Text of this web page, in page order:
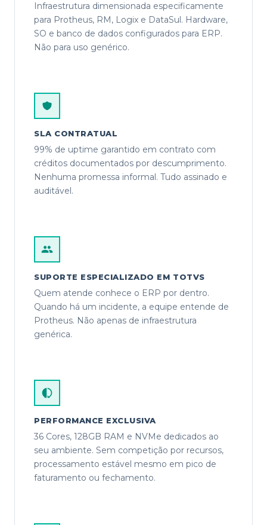
Infraestrutura dimensionada especificamente
para Protheus, RM, Logix e DataSul. Hardware,
SO e banco de dados configurados para ERP.
Não para uso genérico.
SLA CONTRATUAL
99% de uptime garantido em contrato com
créditos documentados por descumprimento.
Nenhuma promessa informal. Tudo assinado e
auditável.
SUPORTE ESPECIALIZADO EM TOTVS
Quem atende conhece o ERP por dentro.
Quando há um incidente, a equipe entende de
Protheus. Não apenas de infraestrutura
genérica.
PERFORMANCE EXCLUSIVA
36 Cores, 128GB RAM e NVMe dedicados ao
seu ambiente. Sem competição por recursos,
processamento estável mesmo em pico de
faturamento ou fechamento.